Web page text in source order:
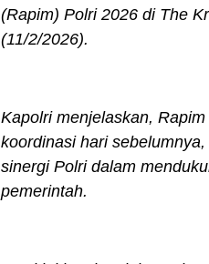
(Rapim) Polri 2026 di The
(11/2/2026).
Kapolri menjelaskan,
koordinasi hari
sinergi Polri dalam
pemerintah.